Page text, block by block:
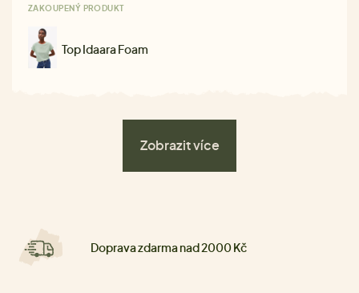
ZAKOUPENÝ PRODUKT
Top Idaara Foam
Zobrazit více
Doprava zdarma nad 2000 Kč